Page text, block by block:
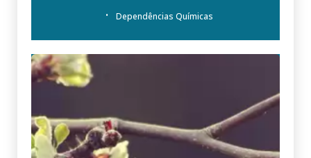
Dependências Químicas